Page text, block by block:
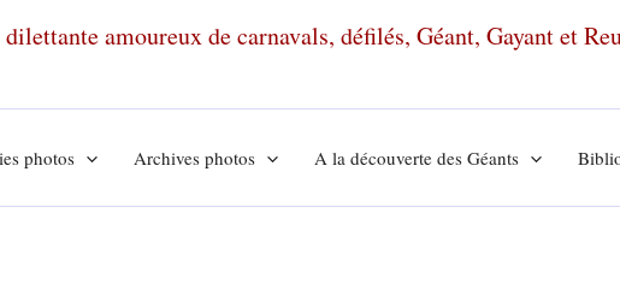
amoureux de carnavals, défilés, Géant, Gayant et
photos Archives photos A la découverte des Géants